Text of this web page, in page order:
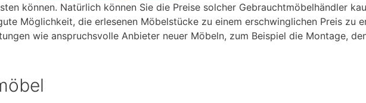
können. Natürlich können Sie die Preise solcher Gebrauchtmöbelhändler
Möglichkeit, die erlesenen Möbelstücke zu einem erschwinglichen Preis zu
wie anspruchsvolle Anbieter neuer Möbeln, zum Beispiel die Montage,